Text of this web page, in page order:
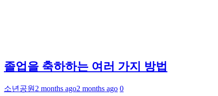
졸업을 축하하는 여러 가지 방법
소년공원 2 months ago2 months ago 0